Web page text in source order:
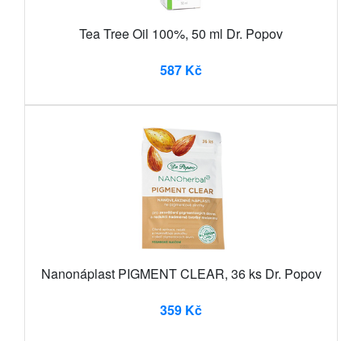
Tea Tree Oil 100%, 50 ml Dr. Popov
587 Kč
Nanonáplast PIGMENT CLEAR, 36 ks Dr. Popov
359 Kč